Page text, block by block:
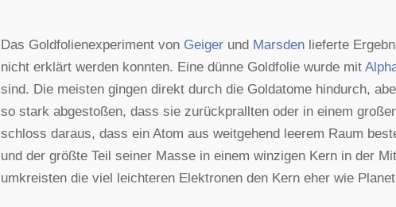
Das Goldfolienexperiment von Geiger und Marsden lieferte
nicht erklärt werden konnten. Eine dünne Goldfolie wurde mit
sind. Die meisten gingen direkt durch die Goldatome hindurch,
so stark abgestoßen, dass sie zurückprallten oder in einem
schloss daraus, dass ein Atom aus weitgehend leerem Raum
und der größte Teil seiner Masse in einem winzigen Kern in der
umkreisten die viel leichteren Elektronen den Kern eher wie